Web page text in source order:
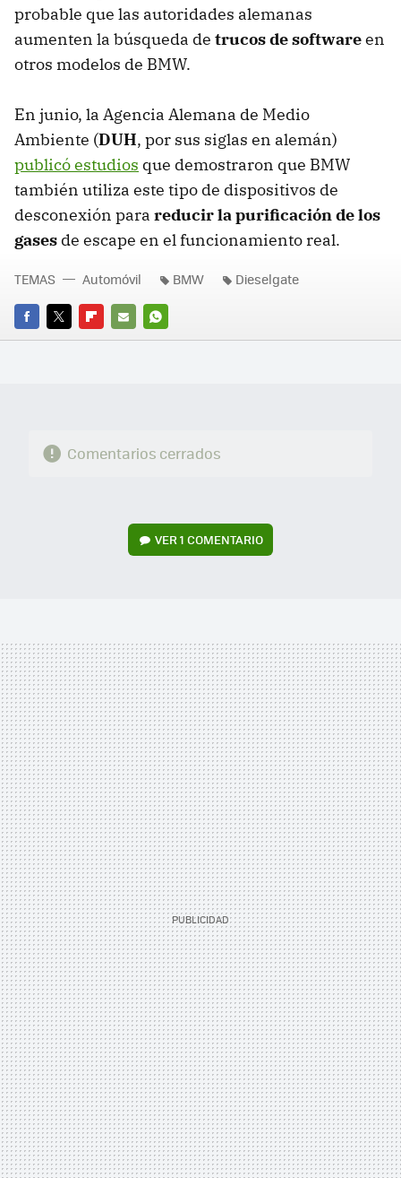
probable que las autoridades alemanas
aumenten la búsqueda de trucos de softwareen
otros modelos de BMW.
En junio, la Agencia Alemana de Medio
Ambiente (DUH, por sus siglas en alemán)
publicó estudios que demostraron que BMW
también utiliza este tipo de dispositivos de
desconexión para reducir la purificación de los
gases de escape en el funcionamiento real.
FACEBOOK
TWITTERFLIPBOARD
E-
WHATSAPP
TEMAS Automóvil BMW Dieselgate
Comentarios cerrados
VER1 COMENTARIO